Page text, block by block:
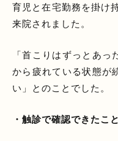
育児と在宅勤務を掛け
来院されました。
「首こりはずっとあ
から疲れている状態が
い」とのことでした。
・触診で確認できたこと